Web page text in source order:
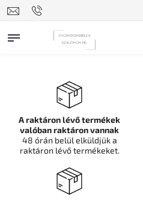
A raktáron lévő termékek
valóban raktáron vannak
48 órán belül elküldjük a
raktáron lévő termékeket.